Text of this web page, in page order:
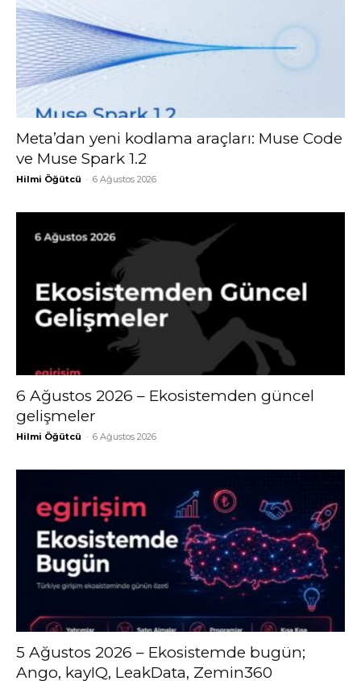
Meta’dan yeni kodlama araçları: Muse Code
ve Muse Spark 1.2
Hilmi Öğütcü - 6 Ağustos 2026
6 Ağustos 2026 – Ekosistemden güncel
gelişmeler
Hilmi Öğütcü - 6 Ağustos 2026
5 Ağustos 2026 – Ekosistemde bugün;
Ango, kayIQ, LeakData, Zemin360